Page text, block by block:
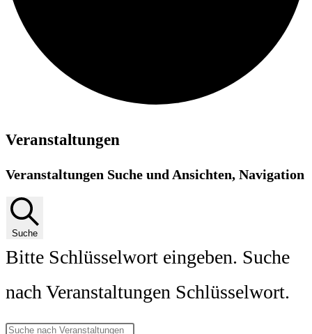
Veranstaltungen
Veranstaltungen Suche und Ansichten, Navigation
Suche
Bitte Schlüsselwort eingeben. Suche
nach Veranstaltungen Schlüsselwort.